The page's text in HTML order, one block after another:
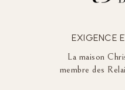
EXIGENCE
La maison
membre des